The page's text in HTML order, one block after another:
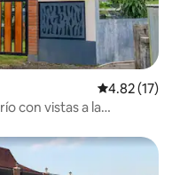
Calificación
4.82 (17)
con vistas a la